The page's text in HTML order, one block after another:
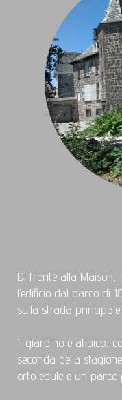
Di fronte alla Maison,
l’edificio dal parco di
sulla strada principale
Il giardino è atipico,
seconda della
orto edule e un parco